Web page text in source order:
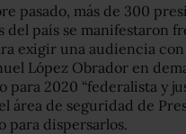
pasado, más de 300
del país se manifestaron
exigir una audiencia
López Obrador en
para 2020 “federalista y
área de seguridad de
para dispersarlos.